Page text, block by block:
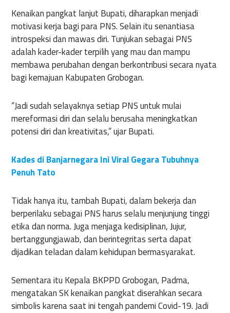
Kenaikan pangkat lanjut Bupati, diharapkan menjadi
motivasi kerja bagi para PNS. Selain itu senantiasa
introspeksi dan mawas diri. Tunjukan sebagai PNS
adalah kader-kader terpilih yang mau dan mampu
membawa perubahan dengan berkontribusi secara nyata
bagi kemajuan Kabupaten Grobogan.
“Jadi sudah selayaknya setiap PNS untuk mulai
mereformasi diri dan selalu berusaha meningkatkan
potensi diri dan kreativitas,” ujar Bupati.
Kades di Banjarnegara Ini Viral Gegara Tubuhnya
Penuh Tato
Tidak hanya itu, tambah Bupati, dalam bekerja dan
berperilaku sebagai PNS harus selalu menjunjung tinggi
etika dan norma. Juga menjaga kedisiplinan, Jujur,
bertanggungjawab, dan berintegritas serta dapat
dijadikan teladan dalam kehidupan bermasyarakat.
Sementara itu Kepala BKPPD Grobogan, Padma,
mengatakan SK kenaikan pangkat diserahkan secara
simbolis karena saat ini tengah pandemi Covid-19. Jadi